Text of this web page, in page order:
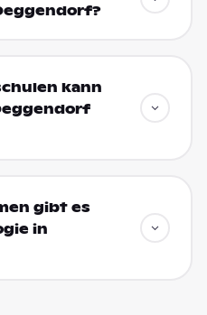
kann
gibt es
in